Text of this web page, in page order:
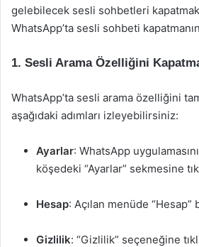
gelebilecek sesli sohbetleri
WhatsApp’ta sesli sohbeti
1. Sesli Arama Özelliğini
WhatsApp’ta sesli arama özelliğini
aşağıdaki adımları izleyebilirsiniz:
Ayarlar: WhatsApp
köşedeki “Ayarlar” sekmesine
Hesap: Açılan menüde
Gizlilik: “Gizlilik” seçeneğine